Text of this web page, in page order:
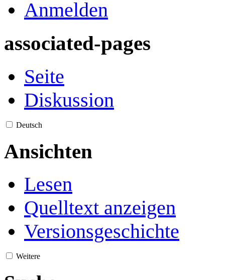
Anmelden
associated-pages
Seite
Diskussion
Deutsch
Ansichten
Lesen
Quelltext anzeigen
Versionsgeschichte
Weitere